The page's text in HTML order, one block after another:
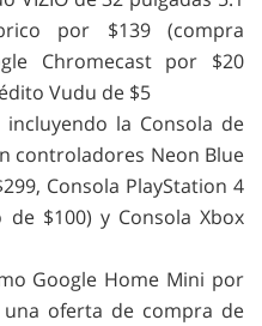
por $139 (compra
Chromecast por $20
Vudu de $5
la Consola de
controladores Neon Blue
Consola PlayStation 4
$100) y Consola Xbox
Google Home Mini por
oferta de compra de